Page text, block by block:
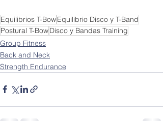
Equilibrios T-BowEquilibrio Disco y T-Band
Postural T-BowDisco y Bandas Training
Group Fitness
Back and Neck
Strength Endurance